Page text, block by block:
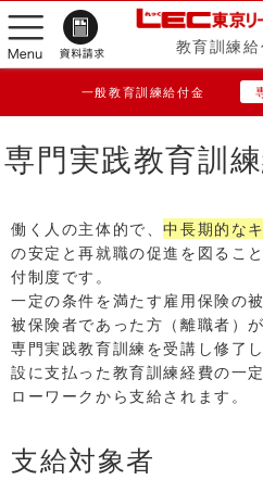
教育訓練
一般教育訓練給付金
専門実践教育訓
働く人の主体的で、中長期的な
の安定と再就職の促進を図るこ
付制度です。
一定の条件を満たす雇用保険の
被保険者であった方（離職者）
専門実践教育訓練を受講し修了
設に支払った教育訓練経費の一
ローワークから支給されます。
支給対象者